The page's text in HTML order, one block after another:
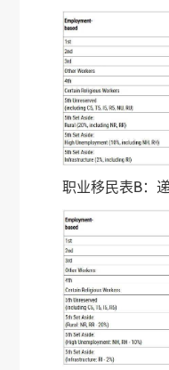
职业移民表B：